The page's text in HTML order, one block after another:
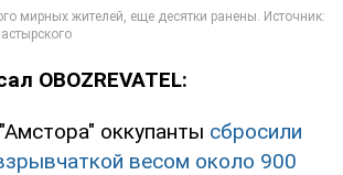
OBOZREVATEL:
оккупанты сбросили
весом около 900